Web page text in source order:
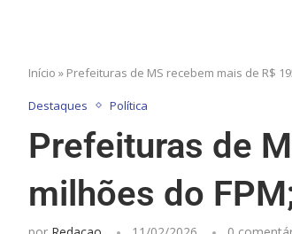
Início » Prefeituras de MS recebem mais de R$
Destaques Política
Prefeituras de
milhões do